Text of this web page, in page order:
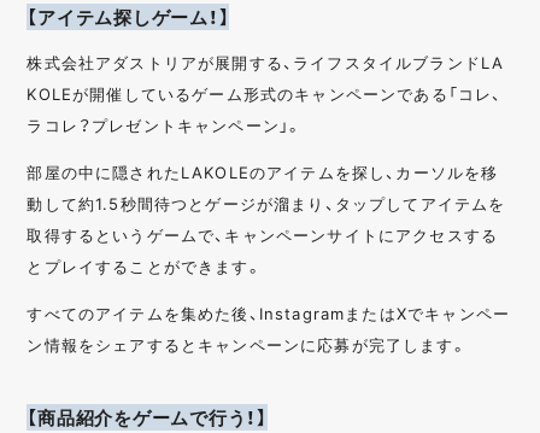
【アイテム探しゲーム！】
株式会社アダストリアが展開する、ライフスタイルブランドLA
KOLEが開催しているゲーム形式のキャンペーンである「コレ、
ラコレ？プレゼントキャンペーン」。
部屋の中に隠されたLAKOLEのアイテムを探し、カーソルを移
動して約1.5秒間待つとゲージが溜まり、タップしてアイテムを
取得するというゲームで、キャンペーンサイトにアクセスする
とプレイすることができます。
すべてのアイテムを集めた後、InstagramまたはXでキャンペー
ン情報をシェアするとキャンペーンに応募が完了します。
【商品紹介をゲームで行う！】